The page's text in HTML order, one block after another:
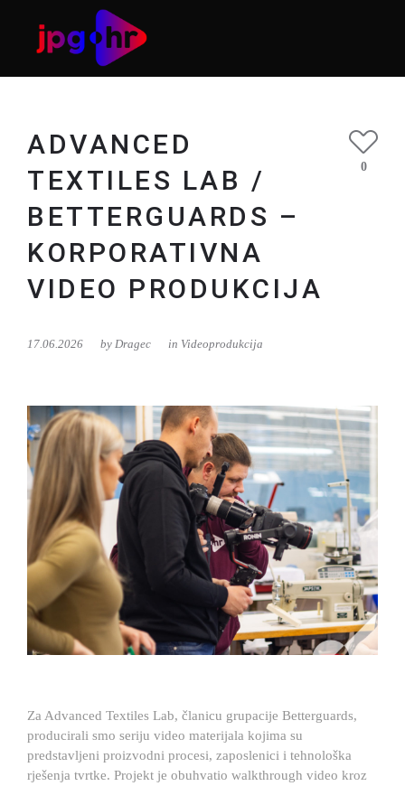
ADVANCED
TEXTILES LAB /
BETTERGUARDS –
KORPORATIVNA
VIDEO PRODUKCIJA
17.06.2026 by Dragec in Videoprodukcija
0
Za Advanced Textiles Lab, članicu grupacije Betterguards,
producirali smo seriju video materijala kojima su
predstavljeni proizvodni procesi, zaposlenici i tehnološka
rješenja tvrtke. Projekt je obuhvatio walkthrough video kroz